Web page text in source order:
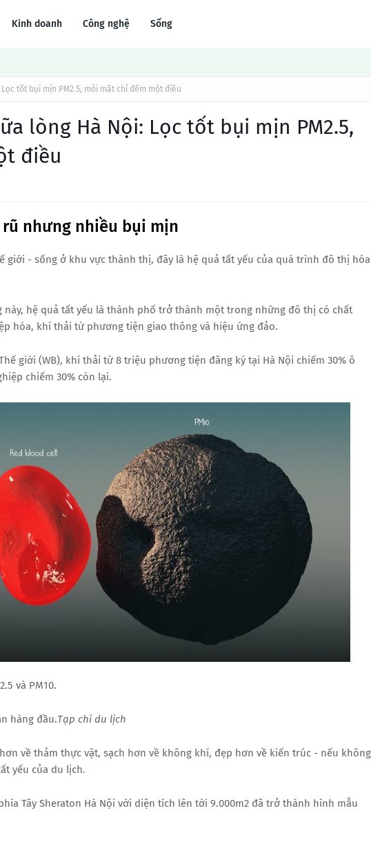
Kinh doanh Công nghệ Sống
tốt bụi mịn PM2.5, mỏi mắt chỉ đếm một điều
lòng Hà Nội: Lọc tốt bụi mịn PM2.5,
điều
nhưng nhiều bụi mịn
giới - sống ở khu vực thành thị, đây là hệ quả tất yếu của quá trình đô thị hóa
này, hệ quả tất yếu là thành phố trở thành một trong những đô thị có chất
hóa, khí thải từ phương tiện giao thông và hiệu ứng đảo.
giới (WB), khí thải từ 8 triệu phương tiện đăng ký tại Hà Nội chiếm 30% ô
chiếm 30% còn lại.
và PM10.
hàng đầu.Tạp chí du lịch
về thảm thực vật, sạch hơn về không khí, đẹp hơn về kiến ​​trúc - nếu không
yếu của du lịch.
Tây Sheraton Hà Nội với diện tích lên tới 9.000m2 đã trở thành hình mẫu